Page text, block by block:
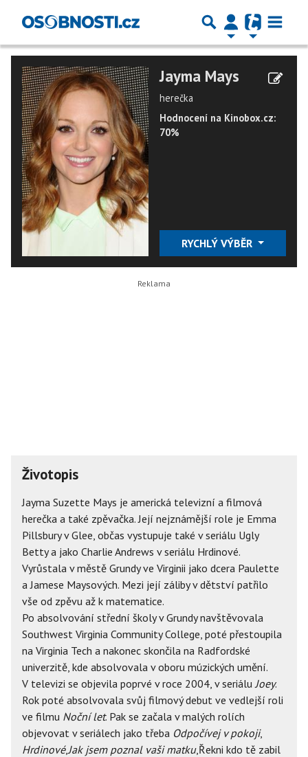
Jayma Mays
herečka
Hodnocení na Kinobox.cz:
70%
RYCHLÝ VÝBĚR
Životopis
Jayma Suzette Mays je americká televizní a filmová
herečka a také zpěvačka. Její nejznámější role je Emma
Pillsbury v Glee, občas vystupuje také v seriálu Ugly
Betty a jako Charlie Andrews v seriálu Hrdinové.
Vyrůstala v městě Grundy ve Virginii jako dcera Paulette
a Jamese Maysových. Mezi její záliby v dětství patřilo
vše od zpěvu až k matematice.
Po absolvování střední školy v Grundy navštěvovala
Southwest Virginia Community College, poté přestoupila
na Virginia Tech a nakonec skončila na Radfordské
univerzitě, kde absolvovala v oboru múzických umění.
V televizi se objevila poprvé v roce 2004, v seriáluJoey.
Rok poté absolvovala svůj filmový debut ve vedlejší roli
ve filmu Noční let. Pak se začala v malých rolích
objevovat v seriálech jako třeba Odpočívej v pokoji,
Hrdinové,Jak jsem poznal vaši matku,Řekni kdo tě zabil